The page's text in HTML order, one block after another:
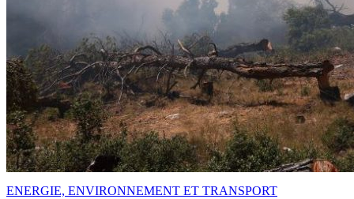
ENERGIE, ENVIRONNEMENT ET TRANSPORT